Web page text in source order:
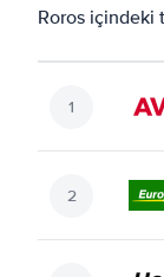
Roros içindeki